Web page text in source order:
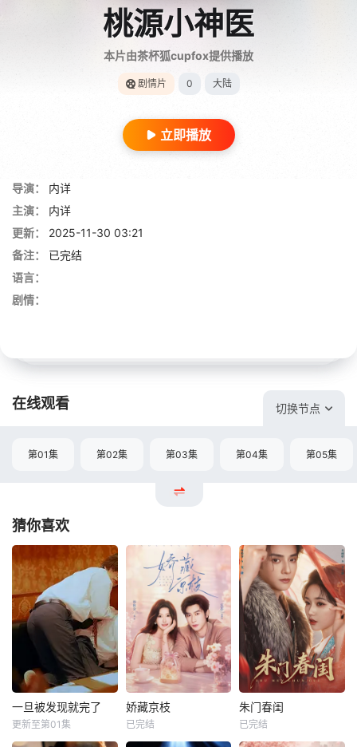
桃源小神医
本片由茶杯狐cupfox提供播放
剧情片 0 大陆
立即播放
导演：
内详
主演：
内详
更新：
2025-11-30 03:21
备注：
已完结
语言：
剧情：
在线观看 切换节点
第01集 第02集 第03集 第04集 第05集
猜你喜欢
一旦被发现就完了
更新至第01集
娇藏京枝
已完结
朱门春闺
已完结